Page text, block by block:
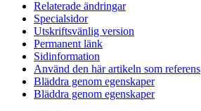
Relaterade ändringar
Specialsidor
Utskriftsvänlig version
Permanent länk
Sidinformation
Använd den här artikeln som referens
Bläddra genom egenskaper
Bläddra genom egenskaper